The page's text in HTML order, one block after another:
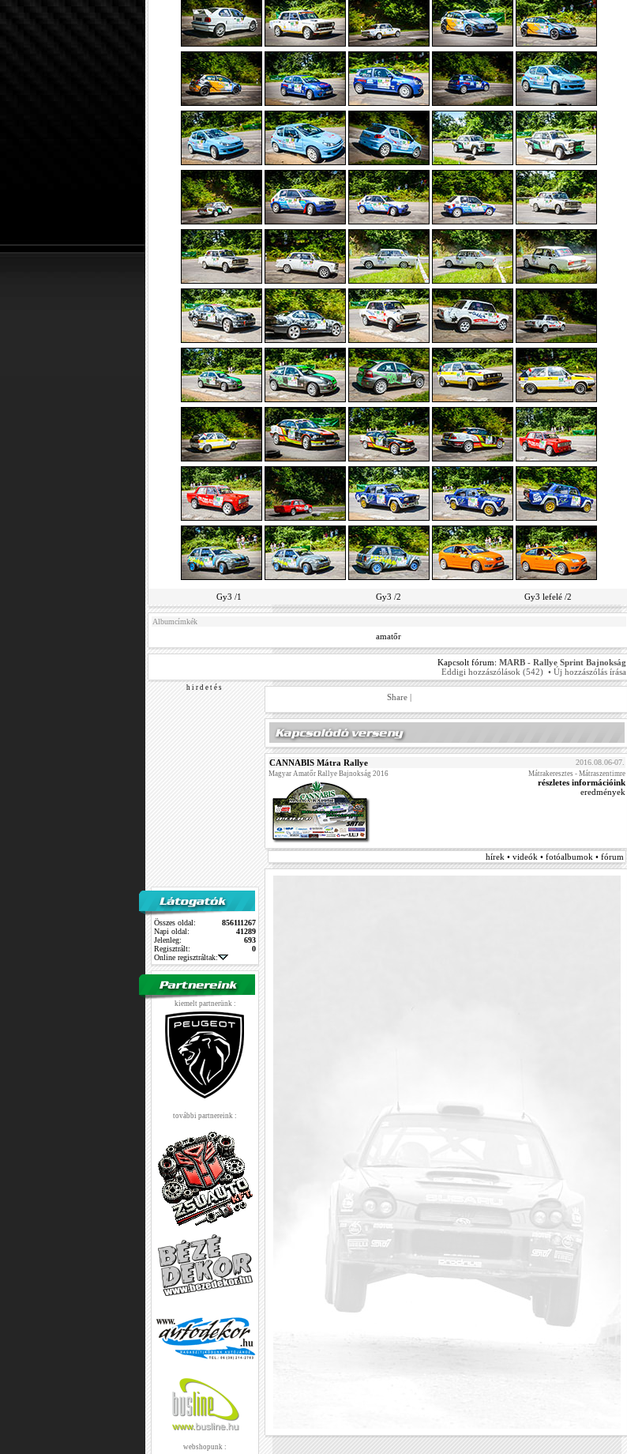
Gy3 /1 Gy3 /2 Gy3 lefelé /2
Albumcímkék
amatőr
Kapcsolt fórum: MARB - Rallye Sprint Bajnokság
Eddigi hozzászólások (542)• Új hozzászólás írása
h i r d e t é s
Összes oldal:
856111267
Napi oldal:
41289
Jelenleg:
693
Regisztrált:
0
Online regisztráltak:
kiemelt partnerünk :
további partnereink :
webshopunk :
Share |
CANNABIS Mátra Rallye 2016.08.06-07.
Magyar Amatőr Rallye Bajnokság 2016 Mátrakeresztes - Mátraszentimre
részletes információink
eredmények
hírek • videók • fotóalbumok • fórum